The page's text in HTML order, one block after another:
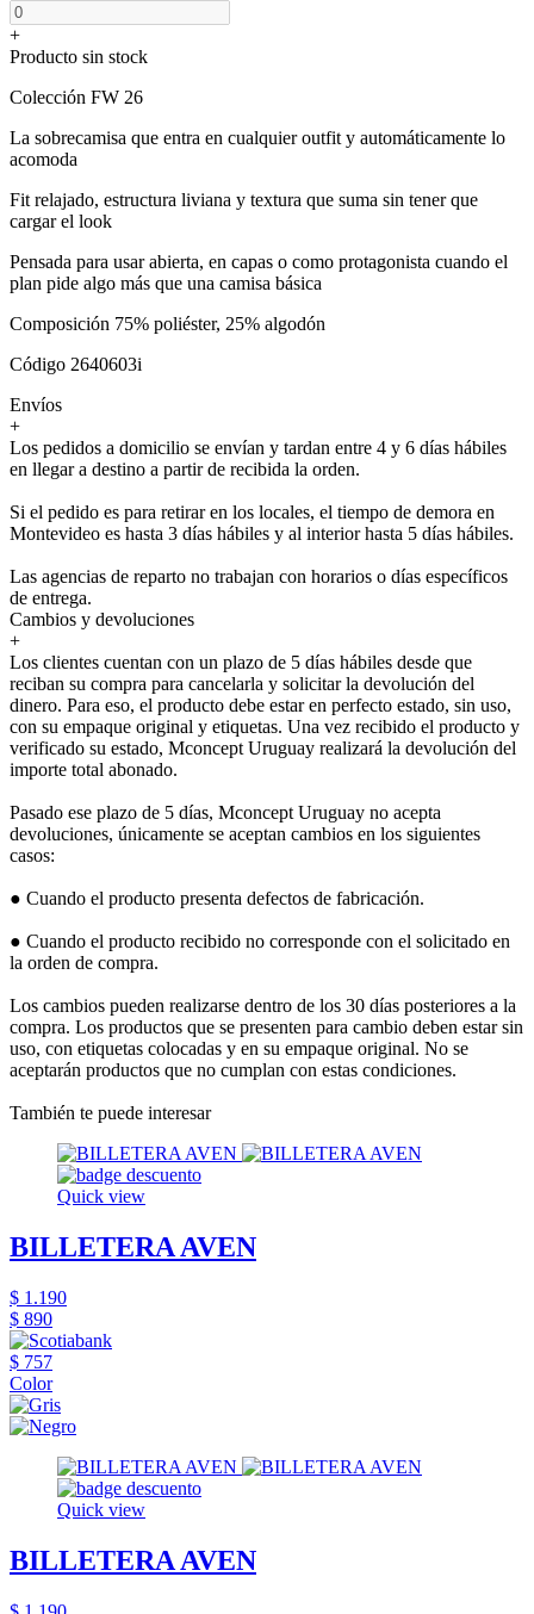
+
Producto sin stock
Colección FW 26
La sobrecamisa que entra en cualquier outfit y automáticamente lo
acomoda
Fit relajado, estructura liviana y textura que suma sin tener que
cargar el look
Pensada para usar abierta, en capas o como protagonista cuando el
plan pide algo más que una camisa básica
Composición 75% poliéster, 25% algodón
Código 2640603i
Envíos
+
Los pedidos a domicilio se envían y tardan entre 4 y 6 días hábiles
en llegar a destino a partir de recibida la orden.
Si el pedido es para retirar en los locales, el tiempo de demora en
Montevideo es hasta 3 días hábiles y al interior hasta 5 días hábiles.
Las agencias de reparto no trabajan con horarios o días específicos
de entrega.
Cambios y devoluciones
+
Los clientes cuentan con un plazo de 5 días hábiles desde que
reciban su compra para cancelarla y solicitar la devolución del
dinero. Para eso, el producto debe estar en perfecto estado, sin uso,
con su empaque original y etiquetas. Una vez recibido el producto y
verificado su estado, Mconcept Uruguay realizará la devolución del
importe total abonado.
Pasado ese plazo de 5 días, Mconcept Uruguay no acepta
devoluciones, únicamente se aceptan cambios en los siguientes
casos:
● Cuando el producto presenta defectos de fabricación.
● Cuando el producto recibido no corresponde con el solicitado en
la orden de compra.
Los cambios pueden realizarse dentro de los 30 días posteriores a la
compra. Los productos que se presenten para cambio deben estar sin
uso, con etiquetas colocadas y en su empaque original. No se
aceptarán productos que no cumplan con estas condiciones.
También te puede interesar
Quick view
BILLETERA AVEN
$ 1.190
$ 890
$ 757
Color
Quick view
BILLETERA AVEN